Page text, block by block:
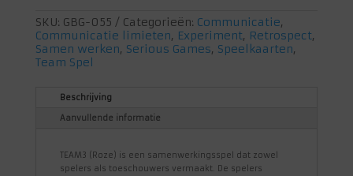
SKU: GBG-055 Categorieën: Communicatie,
Communicatie limieten, Experiment, Retrospect,
Samen werken, Serious Games, Speelkaarten,
Team Spel
Beschrijving
Aanvullende informatie
TEAM3 (Roze) is een samenwerkingsspel dat zowel
spelers als toeschouwers vermaakt. De spelers